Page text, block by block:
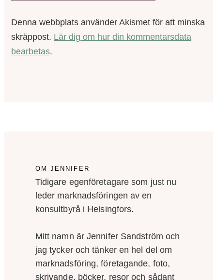
Denna webbplats använder Akismet för att minska
skräppost. Lär dig om hur din kommentarsdata
bearbetas.
OM JENNIFER
Tidigare egenföretagare som just nu
leder marknadsföringen av en
konsultbyrå i Helsingfors.
Mitt namn är Jennifer Sandström och
jag tycker och tänker en hel del om
marknadsföring, företagande, foto,
skrivande, böcker, resor och sådant